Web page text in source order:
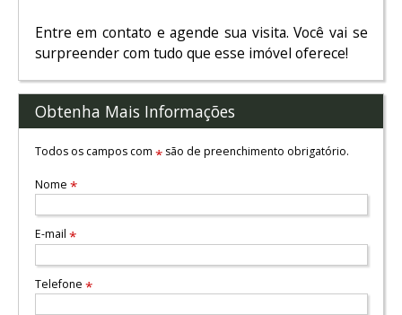
Entre em contato e agende sua visita. Você vai se
surpreender com tudo que esse imóvel oferece!
Obtenha Mais Informações
Todos os campos com *são de preenchimento obrigatório.
Nome *
E-mail *
Telefone *